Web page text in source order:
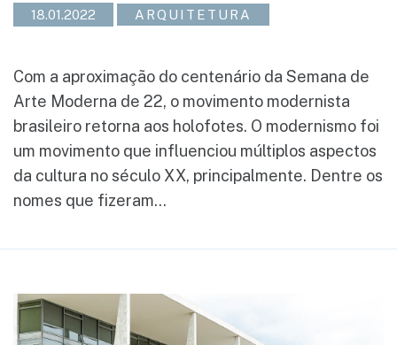
18.01.2022 ARQUITETURA
Com a aproximação do centenário da Semana de
Arte Moderna de 22, o movimento modernista
brasileiro retorna aos holofotes. O modernismo foi
um movimento que influenciou múltiplos aspectos
da cultura no século XX, principalmente. Dentre os
nomes que fizeram...